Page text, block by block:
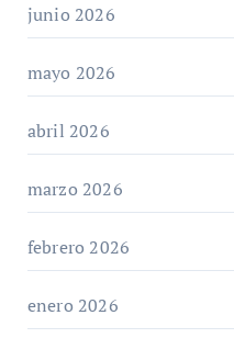
junio 2026
mayo 2026
abril 2026
marzo 2026
febrero 2026
enero 2026